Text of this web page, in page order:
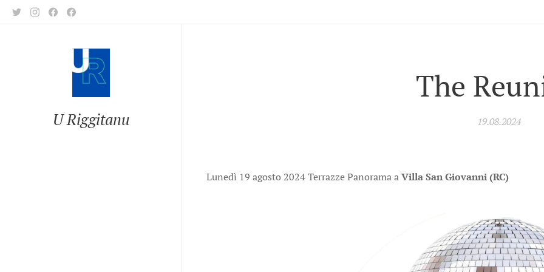
U Riggitanu
The
19.08.2024
Lunedì 19 agosto 2024 Terrazze Panorama aVilla San Giovanni (RC)